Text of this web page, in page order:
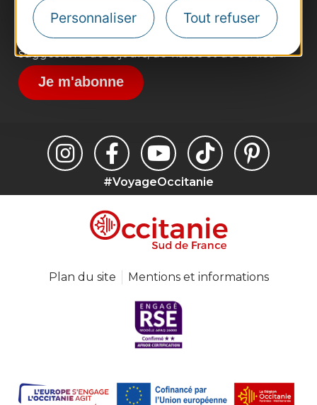
Personnaliser Tout refuser
Destination Sport
Inscrivez-vous à la lettre d'information
Destination Occitanie pour recevoir des
suggestions de séjours, de visites et de sorties.
Je m'abonne
#VoyageOccitanie
Plan du site Mentions et informations